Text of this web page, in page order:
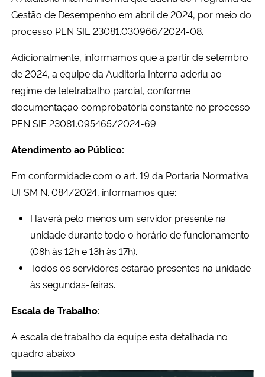
Ministério da Cidadania
Ministério de Minas e Energia
Ministério da Ciência, Tecnologia, Inovações e Comunicações
Ministério do Desenvolvimento Regional
Controladoria-Geral da União
Secretaria-Geral
Gabinete de Segurança Institucional
Gestão de Desempenho em abril de 2024, por meio do
processo PEN SIE 23081.030966/2024-08.
Adicionalmente, informamos que a partir de setembro
de 2024, a equipe da Auditoria Interna aderiu ao
regime de teletrabalho parcial, conforme
documentação comprobatória constante no processo
PEN SIE 23081.095465/2024-69.
Atendimento ao Público:
Em conformidade com o art. 19 da Portaria Normativa
UFSM N. 084/2024, informamos que:
Haverá pelo menos um servidor presente na
unidade durante todo o horário de funcionamento
(08h às 12h e 13h às 17h).
Todos os servidores estarão presentes na unidade
às segundas-feiras.
Escala de Trabalho:
A escala de trabalho da equipe esta detalhada no
quadro abaixo: